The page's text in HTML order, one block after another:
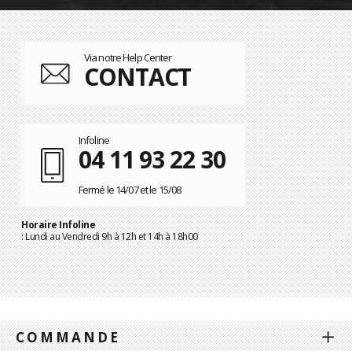
Via notre Help Center
CONTACT
Infoline
04 11 93 22 30
Fermé le 14/07 et le 15/08
Horaire Infoline
: Lundi au Vendredi 9h à 12h et 14h à 18h00
COMMANDE